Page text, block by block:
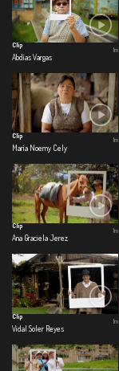
Clip
Abdías Vargas
1m
Clip
María Noemy Cely
1m
Clip
Ana Graciela Jerez
1m
Clip
Vidal Soler Reyes
1m